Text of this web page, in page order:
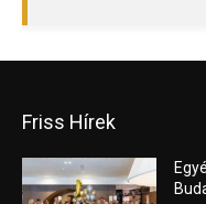
Friss Hírek